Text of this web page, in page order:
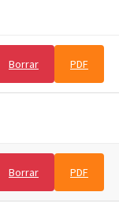
Borrar PDF
Borrar PDF